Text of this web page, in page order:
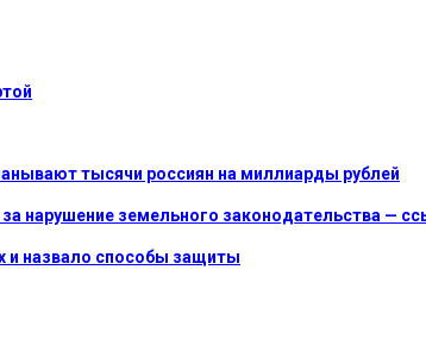
тысячи россиян на миллиарды рублей
земельного законодательства —
и назвало способы защиты